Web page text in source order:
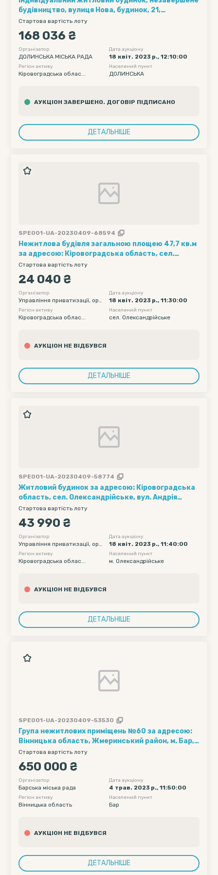
будівництво, вулиця Нова, будинок, 21,
м.Долинська, Кропивницький район,
Кіровоградська область.
Стартова вартість лоту
168 036 ₴
Організатор
ДОЛИНСЬКА МІСЬКА РАДА
Дата аукціону
18 квіт. 2023 р., 12:10:00
Регіон активу
Кіровоградська облас...
Населений пункт
ДОЛИНСЬКА
АУКЦІОН ЗАВЕРШЕНО. ДОГОВІР ПІДПИСАНО
ДЕТАЛЬНІШЕ
SPE001-UA-20230409-68594
Нежитлова будівля загальною площею 47,7 кв.м
за адресою: Кіровоградська область, сел.
Олександрійське, вул. Любові Шевцової, 27Б
Стартова вартість лоту
24 040 ₴
Організатор
Управління приватизації, оре
нди майна та землі Олександ
рійської міської ради
Дата аукціону
18 квіт. 2023 р., 11:30:00
Регіон активу
Кіровоградська облас...
Населений пункт
сел. Олександрійське
АУКЦІОН НЕ ВІДБУВСЯ
ДЕТАЛЬНІШЕ
SPE001-UA-20230409-58774
Житловий будинок за адресою: Кіровоградська
область, сел. Олександрійське, вул. Андрія
Ковтуна, 63
Стартова вартість лоту
43 990 ₴
Організатор
Управління приватизації, оре
нди майна та землі Олександ
рійської міської ради
Дата аукціону
18 квіт. 2023 р., 11:40:00
Регіон активу
Кіровоградська облас...
Населений пункт
м. Олександрійське
АУКЦІОН НЕ ВІДБУВСЯ
ДЕТАЛЬНІШЕ
SPE001-UA-20230409-53530
Група нежитлових приміщень №60 за адресою:
Вінницька область, Жмеринський район, м. Бар,
вул. Героїв Майдану, 19, загальною площею 56,9
кв. м.
Стартова вартість лоту
650 000 ₴
Організатор
Барська міська рада
Дата аукціону
4 трав. 2023 р., 11:50:00
Регіон активу
Вінницька область
Населений пункт
Бар
АУКЦІОН НЕ ВІДБУВСЯ
ДЕТАЛЬНІШЕ